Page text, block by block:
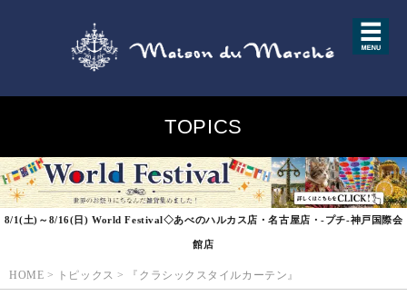
TOPICS
8/1(土)～8/16(日) World Festival◇あべのハルカス店・名古屋店・-プチ-神戸国際会
館店
HOME > トピックス > 『クラシックスタイルカーテン』